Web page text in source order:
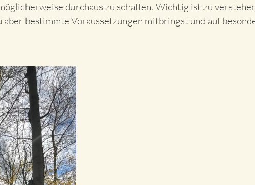
durchaus zu schaffen. Wichtig ist zu
aber bestimmte Voraussetzungen mitbringst und auf